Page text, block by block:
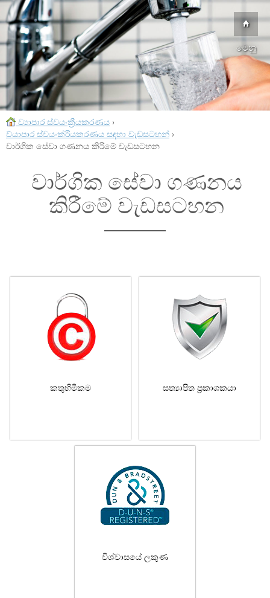
මෙනු
ව්‍යාපාර ස්වයංක්‍රීයකරණය ›
ව්යාපාර ස්වයංක්රීයකරණය සඳහා වැඩසටහන් ›
වාර්ගික සේවා ගණනය කිරීමේ වැඩසටහන
වාර්ගික සේවා ගණනය
කිරීමේ වැඩසටහන
කතුහිමිකම සත්‍යාපිත ප්‍රකාශකයා
විශ්වාසයේ ලකුණ